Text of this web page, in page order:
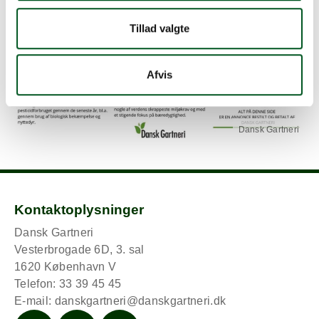
Tillad valgte
Afvis
Dansk Gartneri
Kontaktoplysninger
Dansk Gartneri
Vesterbrogade 6D, 3. sal
1620 København V
Telefon: 33 39 45 45
E-mail: danskgartneri@danskgartneri.dk